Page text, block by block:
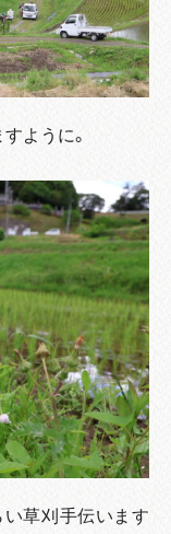
ように。
い草刈手伝います